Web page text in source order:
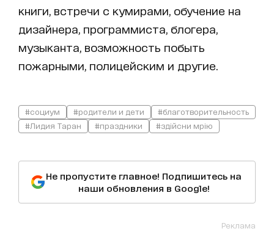
книги, встречи с кумирами, обучение на
дизайнера, программиста, блогера,
музыканта, возможность побыть
пожарными, полицейским и другие.
#социум #родители и дети
#благотворительность
#Лидия Таран
#праздники #здійсни мрію
Не пропустите главное! Подпишитесь на
наши обновления в Google!
Реклама